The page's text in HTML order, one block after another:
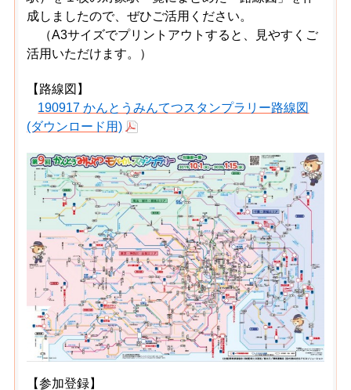
成しましたので、ぜひご活用ください。
（A3サイズでプリントアウトすると、見やすくご
活用いただけます。）
【路線図】
190917 かんとうみんてつスタンプラリー路線図
(ダウンロード用)
【参加登録】